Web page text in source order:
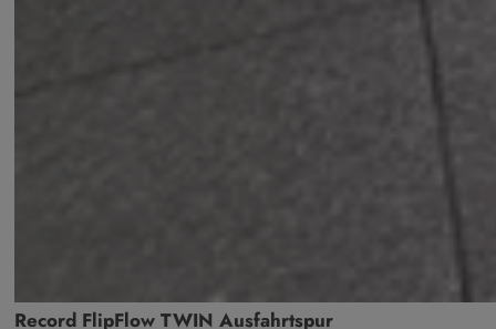
Record FlipFlow TWIN Ausfahrtspur